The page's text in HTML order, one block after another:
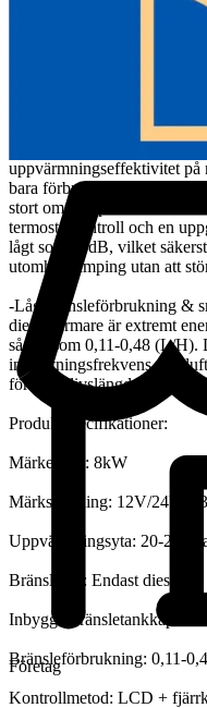
-Stadig
gjord av aluminiumlegering
värmeavledning, praktiskt
livslängd. Värmaren
säkerställa snabb tändning
-Lågt ljud: Vår
uppvärmningseffektivitet på
bara förbruka 1 liter diesel
stort område på 20
termostatkontroll och en
lågt som 35dB, vilket
utomhuscamping utan att
-Låg bränsleförbrukning &
dieselvärmare är extremt
så låg som 0,11-0,48 (L/H).
insprutningsfrekvens och
förlänga livslängden.
Produktspecifikationer:
Märkeffekt: 8kW
Märkspänning: 12V/24V/
Uppvärmningsyta: 20-25
Bränsletyp: Endast diesel
Inbyggd
Bränsleförbrukning: 0,11-
Kontrollmetod: LCD +
Företag